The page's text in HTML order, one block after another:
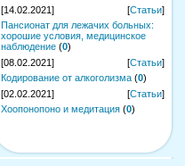
[14.02.2021]
[Статьи]
Пансионат для лежачих больных:
хорошие условия, медицинское
наблюдение (0)
[08.02.2021]
[Статьи]
Кодирование от алкоголизма (0)
[02.02.2021]
[Статьи]
Хоопонопоно и медитация (0)